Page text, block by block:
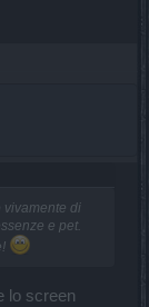
vivamente di
e pet.
lo screen